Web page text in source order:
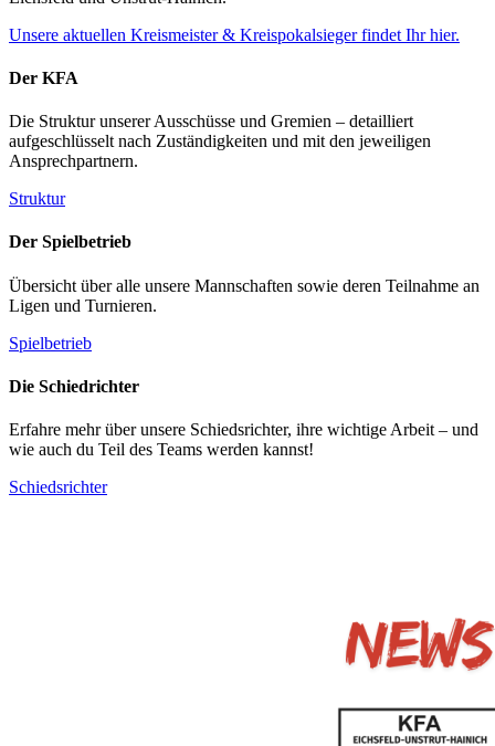
Unsere aktuellen Kreismeister & Kreispokalsieger findet Ihr hier.
Der KFA
Die Struktur unserer Ausschüsse und Gremien – detailliert
aufgeschlüsselt nach Zuständigkeiten und mit den jeweiligen
Ansprechpartnern.
Struktur
Der Spielbetrieb
Übersicht über alle unsere Mannschaften sowie deren Teilnahme an
Ligen und Turnieren.
Spielbetrieb
Die Schiedrichter
Erfahre mehr über unsere Schiedsrichter, ihre wichtige Arbeit – und
wie auch du Teil des Teams werden kannst!
Schiedsrichter